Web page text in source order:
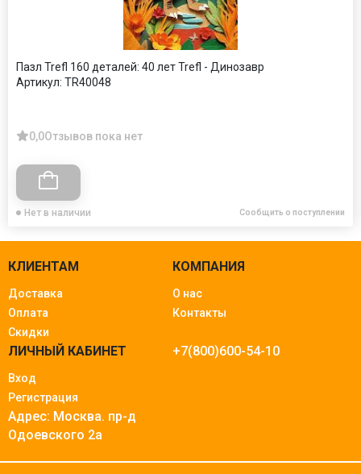
Пазл Trefl 160 деталей: 40 лет Trefl - Динозавр
Артикул: TR40048
0,0Отзывов пока нет
Нет в наличии Сообщить о поступлении
КЛИЕНТАМ
Доставка
Оплата
Скидки
КОМПАНИЯ
О нас
Контакты
ЛИЧНЫЙ КАБИНЕТ
Вход
Регистрация
+7(800)600-54-10
Адрес: Москва. пр-д
Одоевского 2а